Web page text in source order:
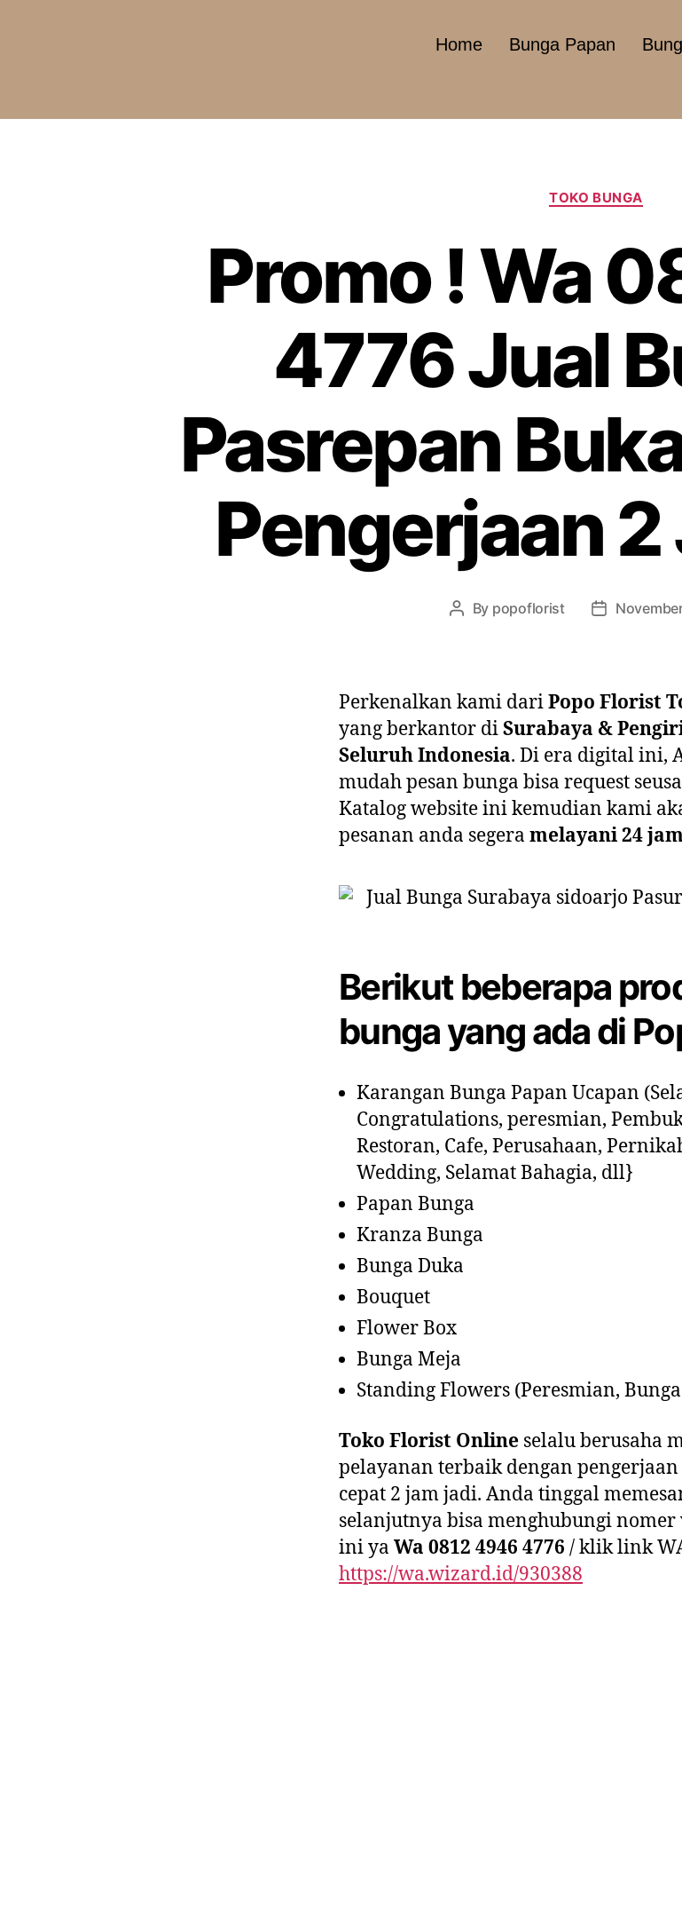
Home Bunga Papan
TOKO BUNGA
Promo ! Wa
4776 Jual
Pasrepan
Pengerjaan
By popoflorist
Perkenalkan kami dariPopo Florist
yang berkantor diSurabaya &
Seluruh Indonesia. Di era digital ini,
mudah pesan bunga bisa request
Katalog website ini kemudian kami
pesanan anda segera melayani 24
Berikut beberapa
bunga yang ada di
Karangan Bunga Papan Ucapan
Congratulations, peresmian,
Restoran, Cafe, Perusahaan,
Wedding, Selamat Bahagia, dll}
Papan Bunga
Kranza Bunga
Bunga Duka
Bouquet
Flower Box
Bunga Meja
Standing Flowers (Peresmian,
Toko Florist Online selalu berusaha
pelayanan terbaik dengan pengerjaan
cepat 2 jam jadi. Anda tinggal
selanjutnya bisa menghubungi
ini ya Wa 0812 4946 4776 / klik link
https://wa.wizard.id/930388